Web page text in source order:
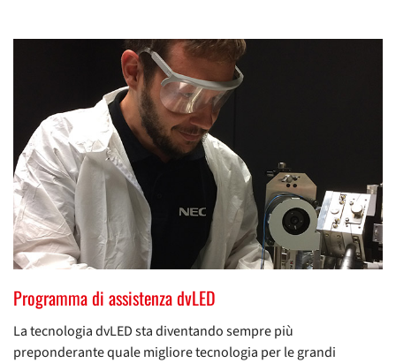
Programma di assistenza dvLED
La tecnologia dvLED sta diventando sempre più
preponderante quale migliore tecnologia per le grandi